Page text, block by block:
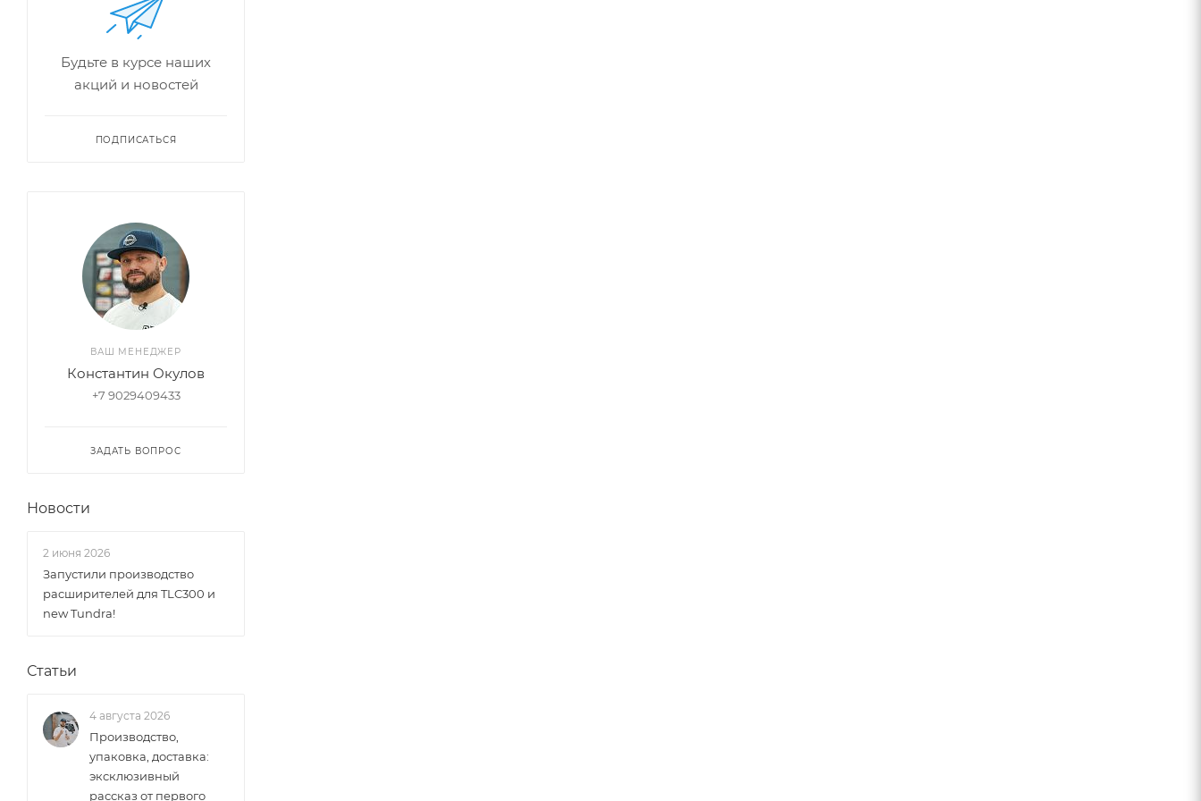
Будьте в курсе наших
акций и новостей
ПОДПИСАТЬСЯ
ВАШ МЕНЕДЖЕР
Константин Окулов
+7 9029409433
ЗАДАТЬ ВОПРОС
Новости
2 июня 2026
Запустили производство
раcширителей для TLC300 и
new Tundra!
Статьи
4 августа 2026
Производство,
упаковка, доставка:
эксклюзивный
рассказ от первого